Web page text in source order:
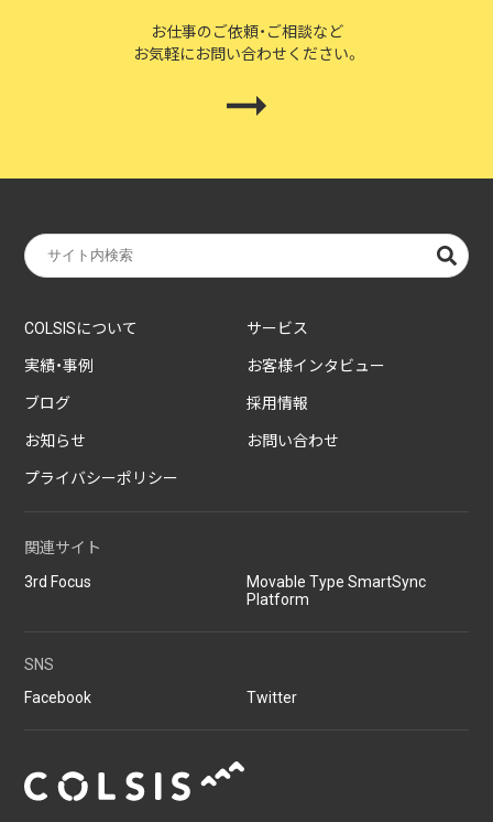
お仕事のご依頼・ご相談など
お気軽にお問い合わせください。
COLSISについて サービス
実績・事例 お客様インタビュー
ブログ 採用情報
お知らせ お問い合わせ
プライバシーポリシー
関連サイト
3rd Focus
Movable Type SmartSync
Platform
SNS
Facebook
Twitter